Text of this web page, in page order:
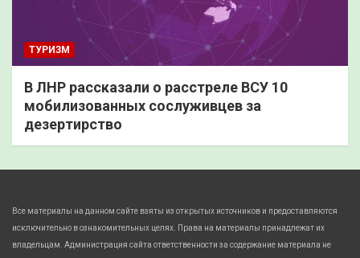
ТУРИЗМ
В ЛНР рассказали о расстреле ВСУ 10
мобилизованных сослуживцев за
дезертирство
Все материалы на данном сайте взяты из открытых источников и предоставляются
исключительно в ознакомительных целях. Права на материалы принадлежат их
владельцам. Администрация сайта ответственности за содержание материала не